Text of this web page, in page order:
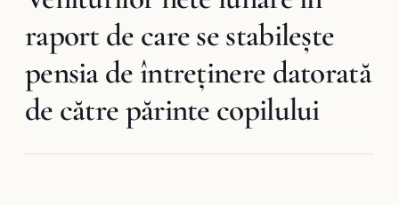
raport de care se stabileşte
pensia de întreţinere datorată
de către părinte copilului